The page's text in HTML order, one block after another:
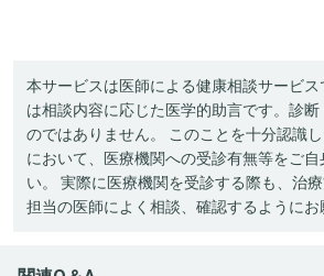
本サービスは医師による健康相談サービ
は相談内容に応じた医学的助言です。診
のではありません。 このことを十分認識
において、医療機関への受診有無等をご自
い。 実際に医療機関を受診する際も、治療
担当の医師によく相談、確認するようにお